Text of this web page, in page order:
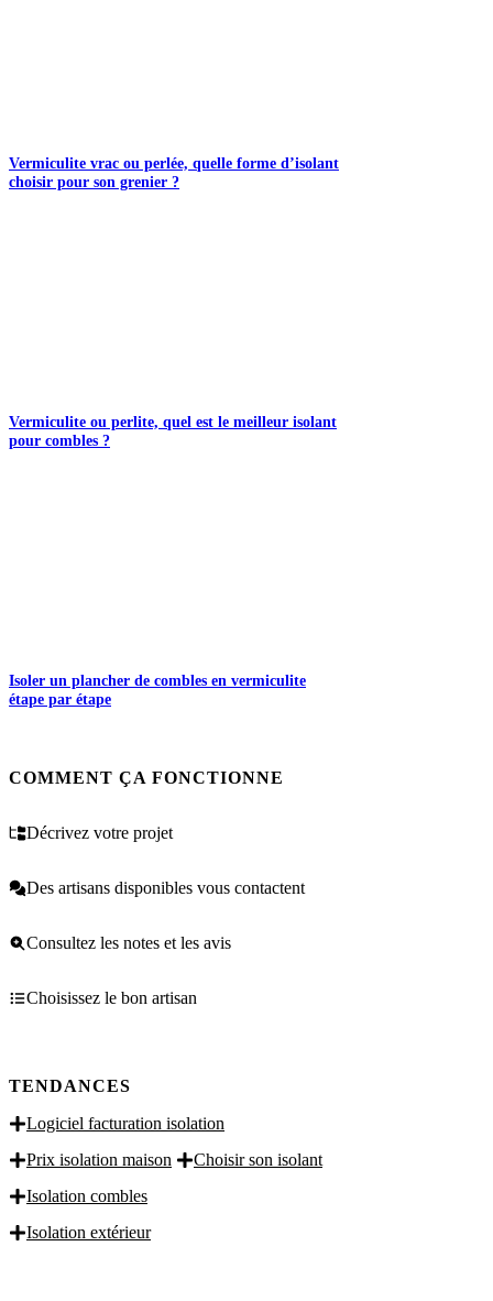
Vermiculite vrac ou perlée, quelle forme d’isolant
choisir pour son grenier ?
Vermiculite ou perlite, quel est le meilleur isolant
pour combles ?
Isoler un plancher de combles en vermiculite
étape par étape
COMMENT ÇA FONCTIONNE
Décrivez votre projet
Des artisans disponibles vous contactent
Consultez les notes et les avis
Choisissez le bon artisan
TENDANCES
Logiciel facturation isolation
Prix isolation maison
Choisir son isolant
Isolation combles
Isolation extérieur